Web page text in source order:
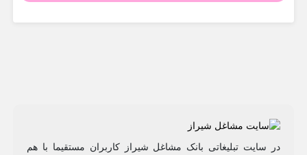
در سایت تبلیغاتی بانک مشاغل شیراز کاربران مستقیما با هم